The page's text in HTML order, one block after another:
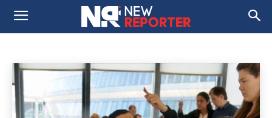
FEATURED